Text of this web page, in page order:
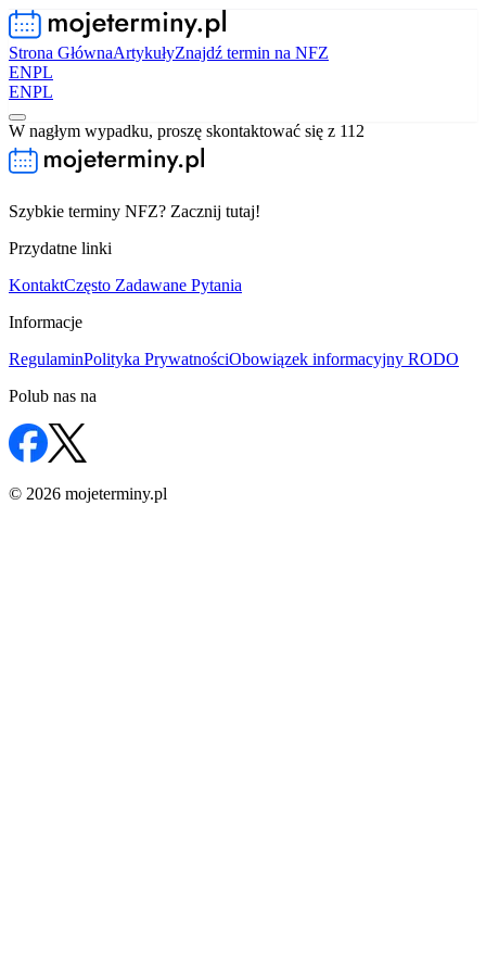
Strona GłównaArtykułyZnajdź termin na NFZ
ENPL
ENPL
W nagłym wypadku, proszę skontaktować się z 112
Szybkie terminy NFZ? Zacznij tutaj!
Przydatne linki
KontaktCzęsto Zadawane Pytania
Informacje
RegulaminPolityka PrywatnościObowiązek informacyjny RODO
Polub nas na
© 2026 mojeterminy.pl